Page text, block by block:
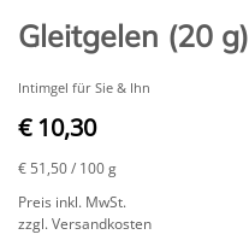
Gleitgelen (20 g)
Intimgel für Sie & Ihn
€ 10,30
€ 51,50/ 100 g
Preis inkl. MwSt.
zzgl. Versandkosten